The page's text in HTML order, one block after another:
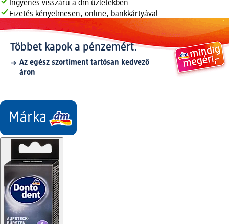
Ingyenes visszáru a dm üzletekben
Fizetés kényelmesen, online, bankkártyával
Többet kapok a pénzemért.
Az egész szortiment tartósan kedvező
áron